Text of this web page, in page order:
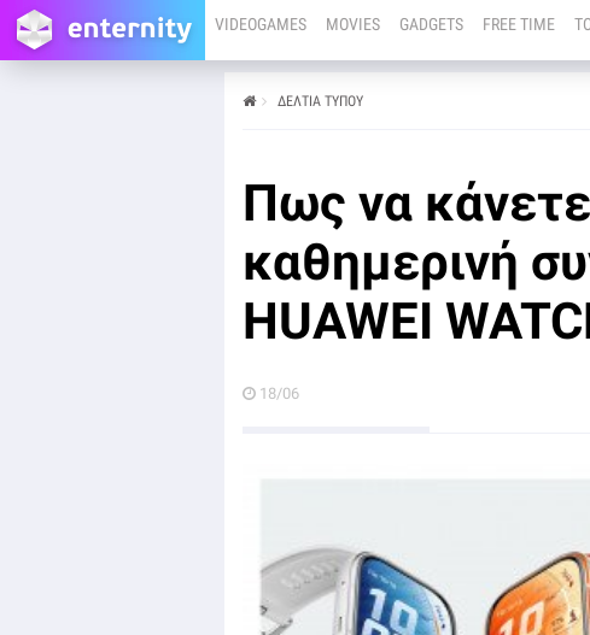
VIDEOGAMES MOVIES GADGETS FREE TIME
ΔΕΛΤΙΑ ΤΥΠΟΥ
Πως να
καθημερινή
HUAWEI
18/06